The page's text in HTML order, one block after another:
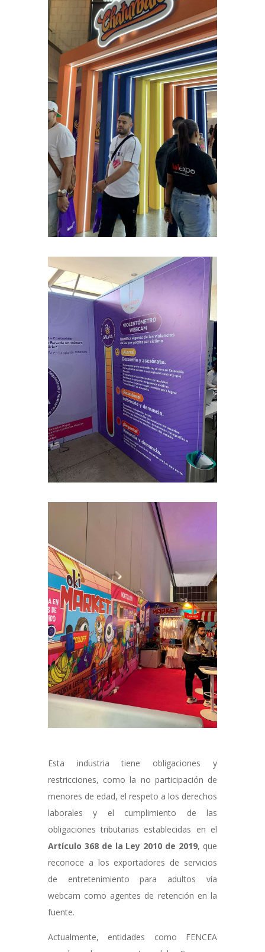
Esta industria tiene obligaciones y
restricciones, como la no participación de
menores de edad, el respeto a los derechos
laborales y el cumplimiento de las
obligaciones tributarias establecidas en el
Artículo 368 de la Ley 2010 de 2019, que
reconoce a los exportadores de servicios
de entretenimiento para adultos vía
webcam como agentes de retención en la
fuente.
Actualmente, entidades como FENCEA